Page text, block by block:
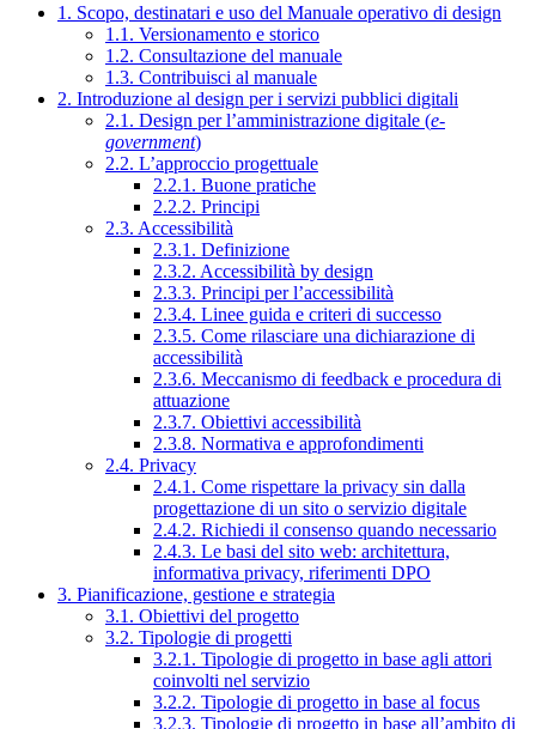
1. Scopo, destinatari e uso del Manuale operativo di design
1.1. Versionamento e storico
1.2. Consultazione del manuale
1.3. Contribuisci al manuale
2. Introduzione al design per i servizi pubblici digitali
2.1. Design per l’amministrazione digitale (e-
government)
2.2. L’approccio progettuale
2.2.1. Buone pratiche
2.2.2. Principi
2.3. Accessibilità
2.3.1. Definizione
2.3.2. Accessibilità by design
2.3.3. Principi per l’accessibilità
2.3.4. Linee guida e criteri di successo
2.3.5. Come rilasciare una dichiarazione di
accessibilità
2.3.6. Meccanismo di feedback e procedura di
attuazione
2.3.7. Obiettivi accessibilità
2.3.8. Normativa e approfondimenti
2.4. Privacy
2.4.1. Come rispettare la privacy sin dalla
progettazione di un sito o servizio digitale
2.4.2. Richiedi il consenso quando necessario
2.4.3. Le basi del sito web: architettura,
informativa privacy, riferimenti DPO
3. Pianificazione, gestione e strategia
3.1. Obiettivi del progetto
3.2. Tipologie di progetti
3.2.1. Tipologie di progetto in base agli attori
coinvolti nel servizio
3.2.2. Tipologie di progetto in base al focus
3.2.3. Tipologie di progetto in base all’ambito di